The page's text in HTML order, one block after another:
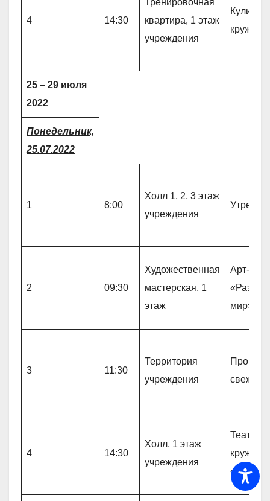
4 14:30
Тренировочная
квартира, 1 этаж
учреждения
кружок
25 – 29 июля
2022
Понедельник,
25.07.2022
1 8:00
Холл 1, 2, 3 этаж
учреждения
2 09:30
Художественная
мастерская, 1
этаж
Арт-
мир»
3 11:30
Территория
учреждения
свежем
4 14:30
Холл, 1 этаж
учреждения
кружок